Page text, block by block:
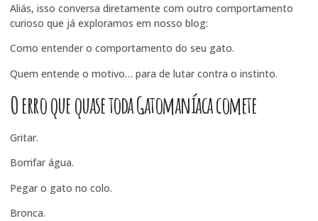
Aliás, isso conversa diretamente com outro comportamento
curioso que já exploramos em nosso blog:
Como entender o comportamento do seu gato.
Quem entende o motivo… para de lutar contra o instinto.
O erro que quase toda Gatomaníaca comete
Gritar.
Borrifar água.
Pegar o gato no colo.
Bronca.